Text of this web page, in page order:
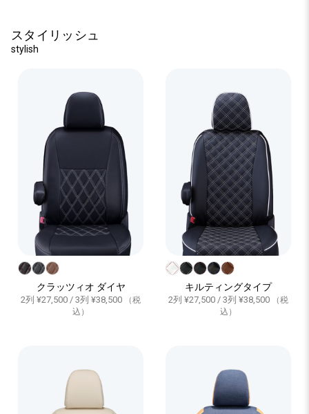
スタイリッシュ
stylish
クラッツィオ ダイヤ
2列 ¥27,500 / 3列 ¥38,500
（税
込）
キルティングタイプ
2列 ¥27,500 / 3列 ¥38,500
（税
込）